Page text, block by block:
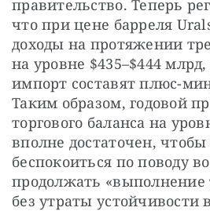
правительство. Теперь
что при цене барреля
доходы на протяжении
на уровне $435–$444
импорт составят плюс-
Таким образом, годовой
торгового баланса на
вполне достаточен,
беспокоиться по поводу
продолжать «выполнение
без утраты устойчивости